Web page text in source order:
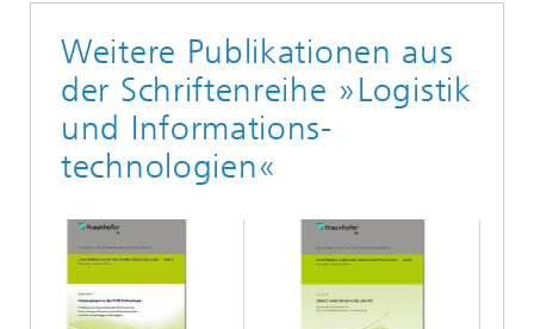
Weitere Publikationen aus
der Schriftenreihe »Logistik
und Informations-
technologien«